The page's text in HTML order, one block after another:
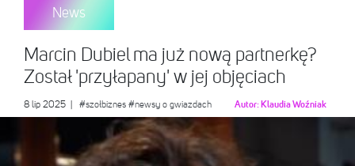
News
Marcin Dubiel ma już nową partnerkę?
Został 'przyłapany' w jej objęciach
8 lip 2025 #szołbiznes #newsy o gwiazdach Autor: Klaudia Woźniak